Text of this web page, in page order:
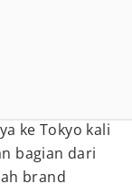
ke Tokyo kali
bagian dari
brand